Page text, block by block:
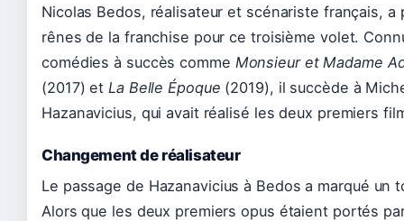
Nicolas Bedos, réalisateur et scénariste français, a
rênes de la franchise pour ce troisième volet.
comédies à succès comme Monsieur et Madame
(2017) etLa Belle Époque (2019), il succède à
Hazanavicius, qui avait réalisé les deux premiers
Changement de réalisateur
Le passage de Hazanavicius à Bedos a marqué un
Alors que les deux premiers opus étaient portés